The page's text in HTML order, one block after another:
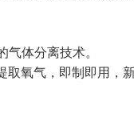
体分离技术。
取氧气，即制即用，